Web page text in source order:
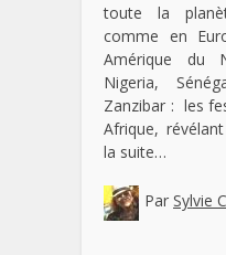
toute la
comme en
Amérique du
Nigeria,
Zanzibar : les
Afrique,
la suite…
Par Sylvie